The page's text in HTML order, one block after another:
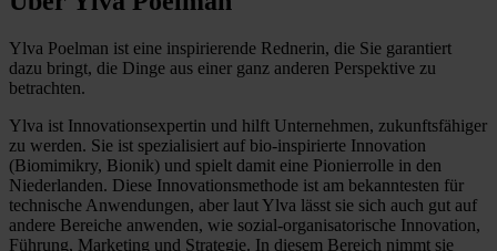
Ylva Poelman ist eine inspirierende Rednerin, die Sie garantiert
dazu bringt, die Dinge aus einer ganz anderen Perspektive zu
betrachten.
Ylva ist Innovationsexpertin und hilft Unternehmen, zukunftsfähiger
zu werden. Sie ist spezialisiert auf bio-inspirierte Innovation
(Biomimikry, Bionik) und spielt damit eine Pionierrolle in den
Niederlanden. Diese Innovationsmethode ist am bekanntesten für
technische Anwendungen, aber laut Ylva lässt sie sich auch gut auf
andere Bereiche anwenden, wie sozial-organisatorische Innovation,
Führung, Marketing und Strategie. In diesem Bereich nimmt sie